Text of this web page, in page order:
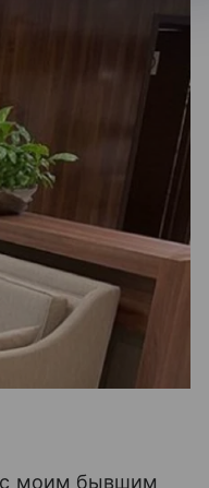
с моим бывшим